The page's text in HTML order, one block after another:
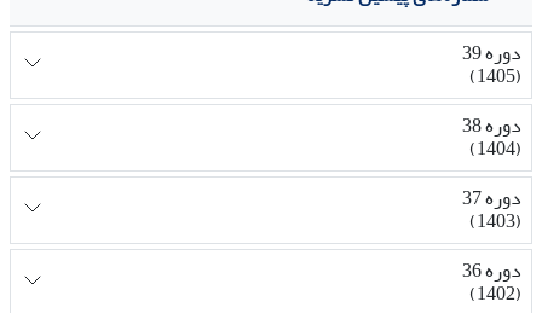
دوره 39
(1405)
دوره 38
(1404)
دوره 37
(1403)
دوره 36
(1402)